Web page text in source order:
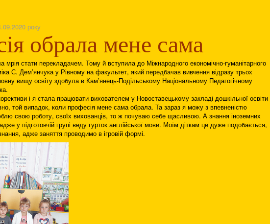
року
обрала мене сама
мрія стати перекладачем. Тому й вступила до Міжнародного економічно-гуманітарного
С. Дем’янчука у Рівному на факультет, який передбачав вивчення відразу трьох
вищу освіту здобула в Кам’янець-Подільському Національному Педагогічному
і я стала працювати вихователем у Новоставецькому закладі дошкільної освіти
той випадок, коли професія мене сама обрала. Та зараз я можу з впевненістю
свою роботу, своїх вихованців, то ж почуваю себе щасливою. А знання іноземних
у підготовчій групі веду гурток англійської мови. Моїм діткам це дуже подобається,
адже заняття проводимо в ігровій формі.